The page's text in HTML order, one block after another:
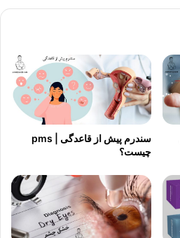
سندرم پیش از قاعدگی | pms
چیست؟